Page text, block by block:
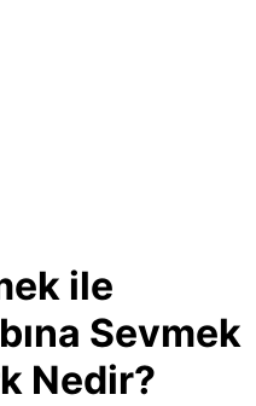
ile
Sevmek
Nedir?